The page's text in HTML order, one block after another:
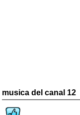
musica del canal 12